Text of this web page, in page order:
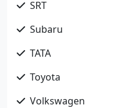
SRT
Subaru
TATA
Toyota
Volkswagen